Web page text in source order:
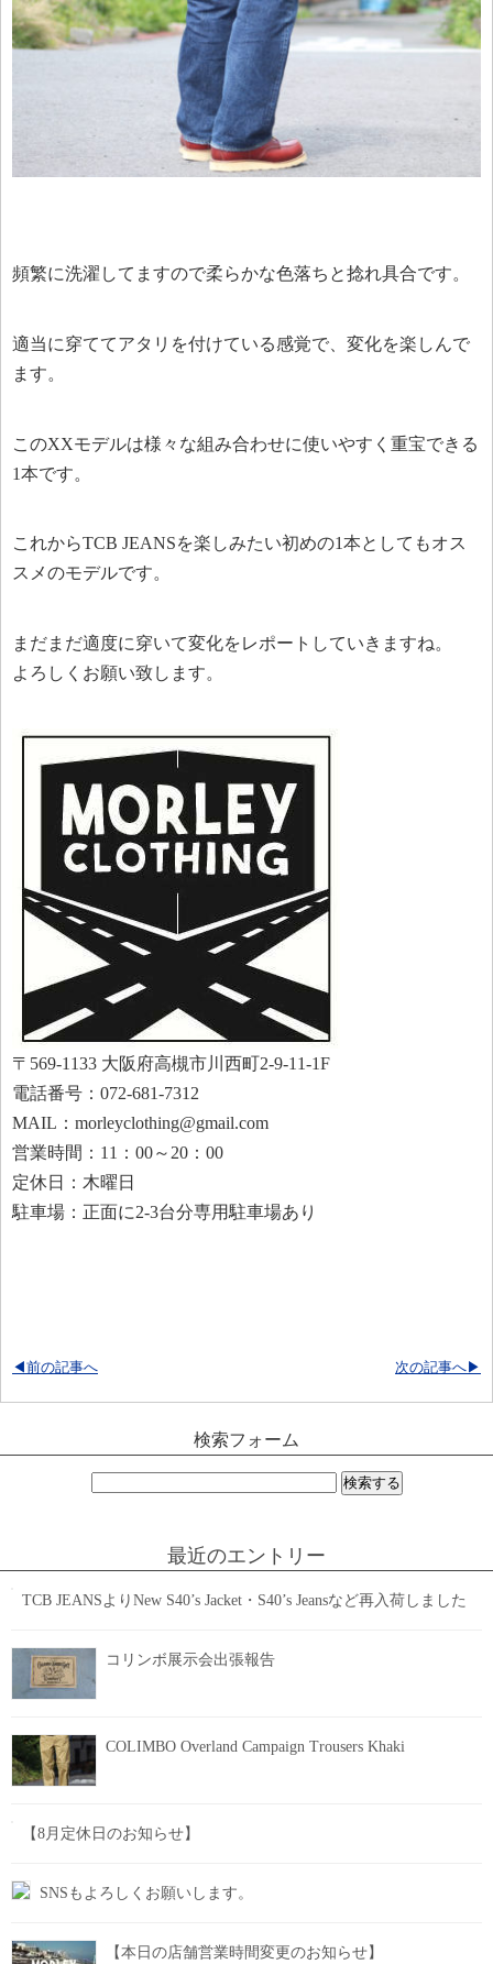
頻繁に洗濯してますので柔らかな色落ちと捻れ具合です。
適当に穿ててアタリを付けている感覚で、変化を楽しんで
ます。
このXXモデルは様々な組み合わせに使いやすく重宝できる
1本です。
これからTCB JEANSを楽しみたい初めの1本としてもオス
スメのモデルです。
まだまだ適度に穿いて変化をレポートしていきますね。
よろしくお願い致します。
〒569-1133 大阪府高槻市川西町2-9-11-1F
電話番号：072-681-7312
MAIL：morleyclothing@gmail.com
営業時間：11：00～20：00
定休日：木曜日
駐車場：正面に2-3台分専用駐車場あり
次の記事へ▶
◀前の記事へ
検索フォーム
最近のエントリー
TCB JEANSよりNew S40’s Jacket・S40’s Jeansなど再入荷しました
コリンボ展示会出張報告
COLIMBO Overland Campaign Trousers Khaki
【8月定休日のお知らせ】
SNSもよろしくお願いします。
【本日の店舗営業時間変更のお知らせ】